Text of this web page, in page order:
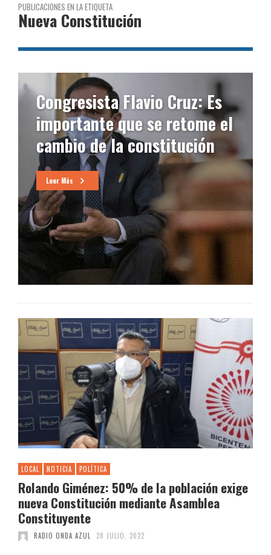
PUBLICACIONES EN LA ETIQUETA
Nueva Constitución
Congresista Flavio Cruz: Es
importante que se retome el
cambio de la constitución
Leer Más
LOCAL NOTICIA POLÍTICA
Rolando Giménez: 50% de la población exige
nueva Constitución mediante Asamblea
Constituyente
RADIO ONDA AZUL 28 JULIO, 2022